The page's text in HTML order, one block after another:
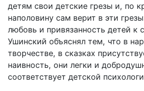
детям свои детские грезы и, по
наполовину сам верит в эти
любовь и привязанность детей к
Ушинский объяснял тем, что в
творчестве, в сказках
наивность, они легки и
соответствует детской